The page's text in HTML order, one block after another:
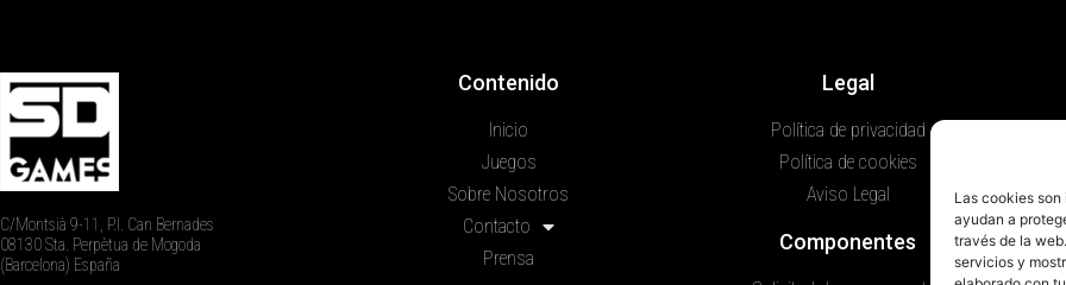
Las cookies
ayudan a
través de la
servicios y
C/Montsià 9-11, P.I. Can Bernades
08130 Sta. Perpètua de Mogoda
(Barcelona) España
Contenido
Inicio
Juegos
Sobre Nosotros
Contacto
Prensa
Legal
Política de privacidad
Política de cookies
Aviso Legal
Componentes